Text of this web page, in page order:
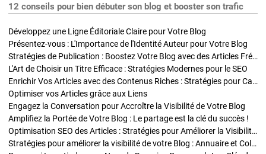
12 conseils pour bien débuter son blog et booster son trafic
Développez une Ligne Éditoriale Claire pour Votre Blog
Présentez-vous : L'Importance de l'Identité Auteur pour Votre Blog
Stratégies de Publication : Boostez Votre Blog avec des Articles Fréquents et Exclusifs
L'Art de Choisir un Titre Efficace : Stratégies Modernes pour le SEO
Enrichir Vos Articles avec des Contenus Riches : Stratégies pour Captiver et Optimiser
Optimiser vos Articles grâce aux Liens
Engagez la Conversation pour Accroître la Visibilité de Votre Blog
Amplifiez la Portée de Votre Blog : Le partage est la clé du succès !
Optimisation SEO des Articles : Stratégies pour Améliorer la Visibilité de Votre Blog
Stratégies pour améliorer la visibilité de votre Blog : Annuaire et Collaborations